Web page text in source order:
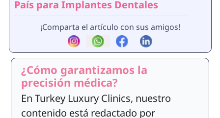
País para Implantes Dentales
¡Comparta el artículo con sus amigos!
¿Cómo garantizamos la
precisión médica?
En Turkey Luxury Clinics, nuestro
contenido está redactado por